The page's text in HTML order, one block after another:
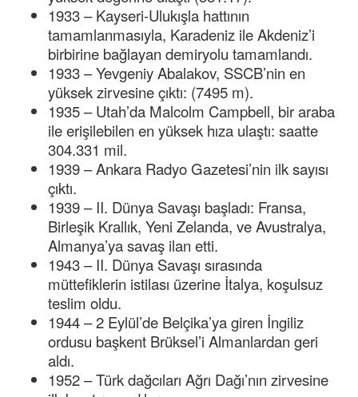
1933 – Kayseri-Ulukışla hattının
tamamlanmasıyla, Karadeniz ile Akdeniz’i
birbirine bağlayan demiryolu tamamlandı.
1933 – Yevgeniy Abalakov, SSCB’nin en
yüksek zirvesine çıktı: (7495 m).
1935 – Utah’da Malcolm Campbell, bir araba
ile erişilebilen en yüksek hıza ulaştı: saatte
304.331 mil.
1939 – Ankara Radyo Gazetesi’nin ilk sayısı
çıktı.
1939 – II. Dünya Savaşı başladı: Fransa,
Birleşik Krallık, Yeni Zelanda, ve Avustralya,
Almanya’ya savaş ilan etti.
1943 – II. Dünya Savaşı sırasında
müttefiklerin istilası üzerine İtalya, koşulsuz
teslim oldu.
1944 – 2 Eylül’de Belçika’ya giren İngiliz
ordusu başkent Brüksel’i Almanlardan geri
aldı.
1952 – Türk dağcıları Ağrı Dağı’nın zirvesine